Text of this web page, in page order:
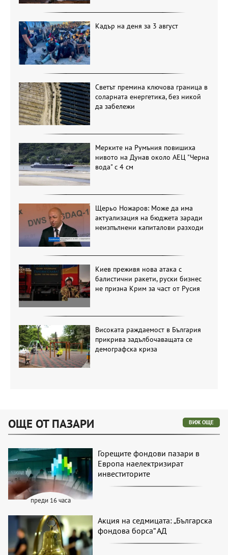
Кадър на деня за 3 август
Светът премина ключова граница в
соларната енергетика, без никой
да забележи
Мерките на Румъния повишиха
нивото на Дунав около АЕЦ "Черна
вода" с 4 см
Щерьо Ножаров: Може да има
актуализация на бюджета заради
неизпълнени капиталови разходи
Киев преживя нова атака с
балистични ракети, руски бизнес
не призна Крим за част от Русия
Високата раждаемост в България
прикрива задълбочаващата се
демографска криза
ОЩЕ ОТ ПАЗАРИ ВИЖ ОЩЕ
преди 16 часа
Горещите фондови пазари в
Европа наелектризират
инвеститорите
Акция на седмицата: „Българска
фондова борса“ АД